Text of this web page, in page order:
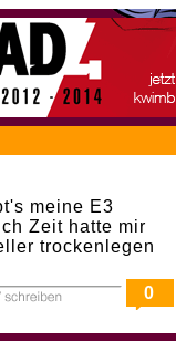
meine E3
Zeit hatte mir
trockenlegen
0